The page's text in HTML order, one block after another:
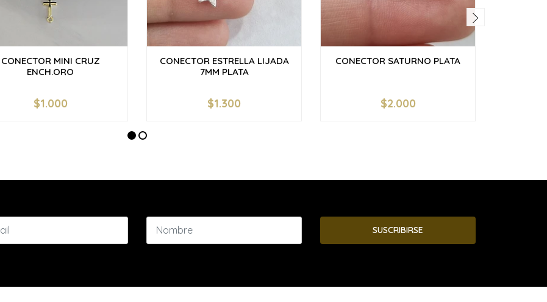
CONECTOR MINI CRUZ
ENCH.ORO
+
$1.000
CONECTOR ESTRELLA LIJADA
7MM PLATA
+
$1.300
CONECTOR SATURNO PLATA
+
$2.000
SUSCRIBIRSE